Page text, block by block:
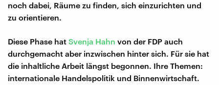
noch dabei, Räume zu finden, sich einzurichten und
zu orientieren.
Diese Phase hat Svenja Hahn von der FDP auch
durchgemacht aber inzwischen hinter sich. Für sie hat
die inhaltliche Arbeit längst begonnen. Ihre Themen:
internationale Handelspolitik und Binnenwirtschaft.